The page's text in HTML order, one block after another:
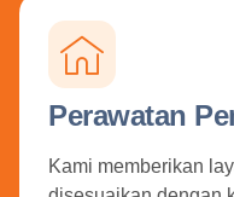
Perawatan
Kami memberikan